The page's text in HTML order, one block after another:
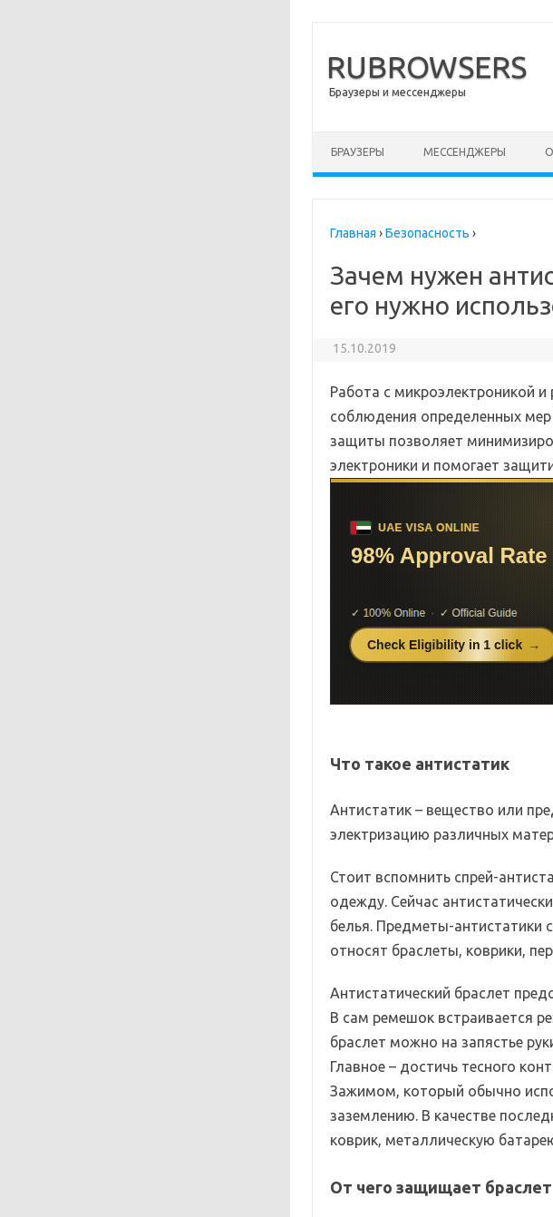
RUBROWSERS
Браузеры и мессенджеры
БРАУЗЕРЫ МЕССЕНДЖЕРЫ
Главная ›Безопасность ›
Зачем нужен
его нужно
15.10.2019
Работа с микроэлектроникой
соблюдения определенных мер
защиты позволяет
электроники и помогает
Что такое антистатик
Антистатик – вещество или
электризацию различных
Стоит вспомнить спрей-
одежду. Сейчас
белья. Предметы-антистатики
относят браслеты, коврики,
Антистатический браслет
В сам ремешок встраивается
браслет можно на запястье
Главное – достичь тесного
Зажимом, который обычно
заземлению. В качестве
коврик, металлическую
От чего защищает браслет